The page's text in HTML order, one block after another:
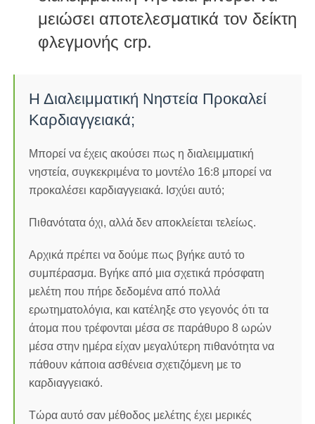
μειώσει αποτελεσματικά τον δείκτη
φλεγμονής crp.
Η Διαλειμματική Νηστεία Προκαλεί
Καρδιαγγειακά;
Μπορεί να έχεις ακούσει πως η διαλειμματική
νηστεία, συγκεκριμένα το μοντέλο 16:8 μπορεί να
προκαλέσει καρδιαγγειακά. Ισχύει αυτό;
Πιθανότατα όχι, αλλά δεν αποκλείεται τελείως.
Αρχικά πρέπει να δούμε πως βγήκε αυτό το
συμπέρασμα. Βγήκε από μια σχετικά πρόσφατη
μελέτη που πήρε δεδομένα από πολλά
ερωτηματολόγια, και κατέληξε στο γεγονός ότι τα
άτομα που τρέφονται μέσα σε παράθυρο 8 ωρών
μέσα στην ημέρα είχαν μεγαλύτερη πιθανότητα να
πάθουν κάποια ασθένεια σχετιζόμενη με το
καρδιαγγειακό.
Τώρα αυτό σαν μέθοδος μελέτης έχει μερικές